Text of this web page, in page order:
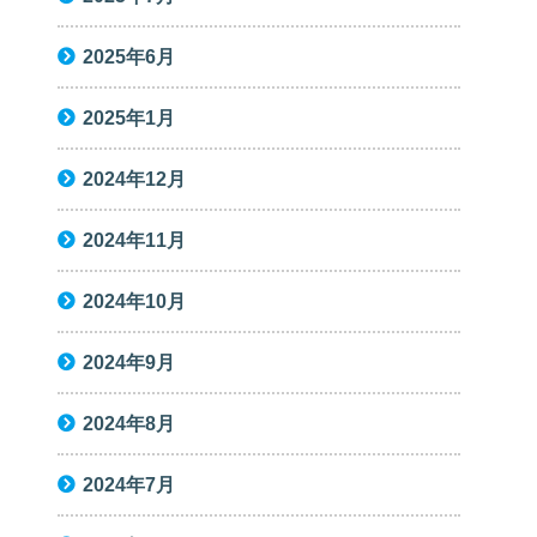
2025年6月
2025年1月
2024年12月
2024年11月
2024年10月
2024年9月
2024年8月
2024年7月